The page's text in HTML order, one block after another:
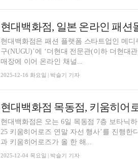
현대백화점, 일본 온라인 패션
현대백화점은 패션 플랫폼 스타트업인 메
구(NUGU)’에 ‘더현대 전문관(이하 더현대
매장에 이어 온라인 채널...
2025-12-16 화요일 | 박슬기 기자
현대백화점 목동점, 키움히어
현대백화점은 오는 6일 목동점 7층 보타닉
25 키움히어로즈 연말 자선 행사’를 진행
과 키움히어로즈가 올 한 해...
2025-12-04 목요일 | 박슬기 기자